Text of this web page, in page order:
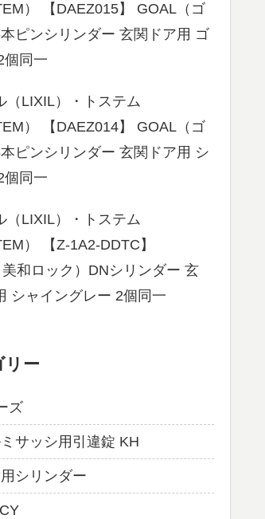
） 【DAEZ015】 GOAL（ゴ
ピンシリンダー 玄関ドア用 ゴ
個同一
（LIXIL）・トステム
） 【DAEZ014】 GOAL（ゴ
ピンシリンダー 玄関ドア用 シ
個同一
（LIXIL）・トステム
） 【Z-1A2-DDTC】
和ロック）DNシリンダー 玄
シャイングレー 2個同一
リー
ズ
サッシ用引違錠 KH
シリンダー